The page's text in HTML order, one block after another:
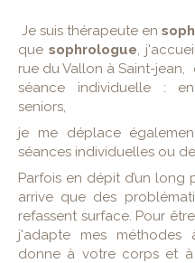
Je suis thérapeute en
que sophrologue,
rue du Vallon à Saint-
séance individuelle :
seniors,
je me déplace
séances individuelles ou
Parfois en dépit d’un long
arrive que des
refassent surface. Pour
j'adapte mes méthodes
donne à votre corps et